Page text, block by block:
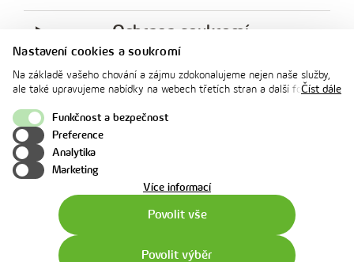
Nastavení cookies a soukromí
Na základě vašeho chování a zájmu zdokonalujeme nejen naše služby,
ale také upravujeme nabídky na webech třetích stran a další formy
souhlasu. Svoje nastavení můžete kdykoliv změnit v zápatí stránky v
„Nastavení soukromí". Více informací o tom, jak se soubory cookies a
osobními údaji pracujeme, včetně možností uplatnění vašich práv,
naleznete na webové stránce v sekci
Číst dále
Funkčnost a bezpečnost
Preference
Analytika
Marketing
Více informacío
Povolit vše
Povolit výběr
Ochrana soukromí
messengerfacebook
x
innogy
instagramyoutubeLinkedin
innogy Premium